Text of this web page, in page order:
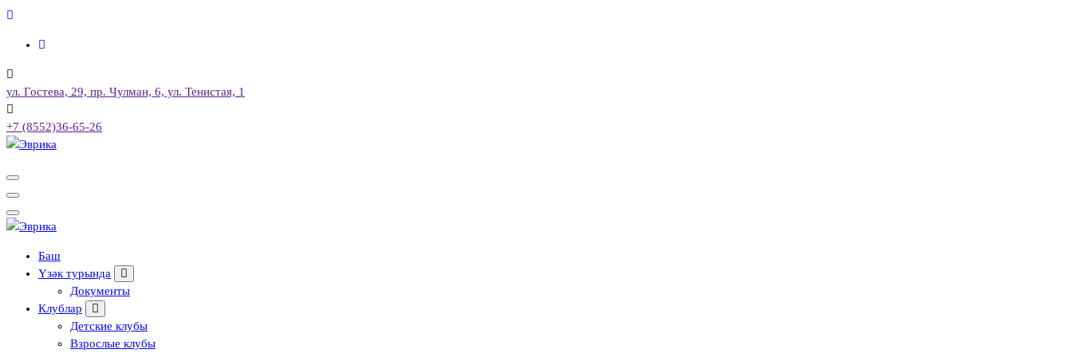
Skip
content
ул. Гостева, 29, пр. Чулман, 6, ул. Тенистая, 1
+7 (8552)36-65-26
Городской культурный центр, г. Набережные Челны
Городской культурный центр, г. Набережные Челны
Баш
Үзәк турында
Документы
Клублар
Детские клубы
Взрослые клубы